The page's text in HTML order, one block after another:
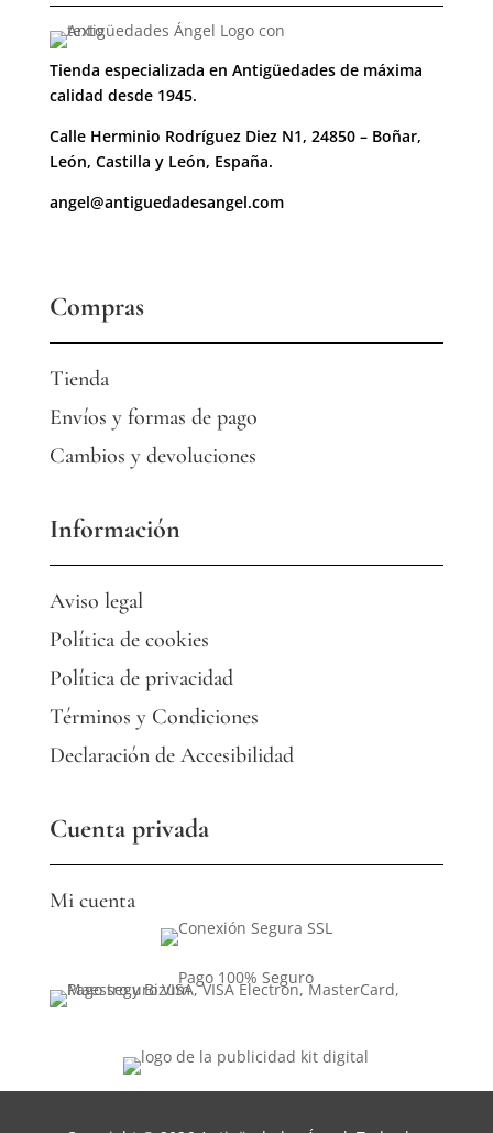
Tienda especializada en Antigüedades de máxima
calidad desde 1945.
Calle Herminio Rodríguez Diez N1, 24850 – Boñar,
León, Castilla y León, España.
angel@antiguedadesangel.com
Compras
Tienda
Envíos y formas de pago
Cambios y devoluciones
Información
Aviso legal
Política de cookies
Política de privacidad
Términos y Condiciones
Declaración de Accesibilidad
Cuenta privada
Mi cuenta
Pago 100% Seguro